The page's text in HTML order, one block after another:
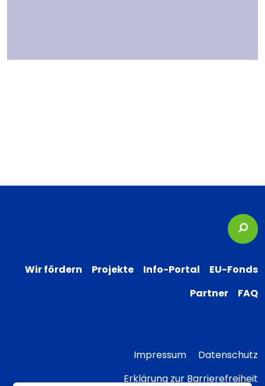
Wir fördern Projekte Info-Portal
EU-Fonds
Partner
FAQ
Impressum
Datenschutz
Erklärung zur Barrierefreiheit